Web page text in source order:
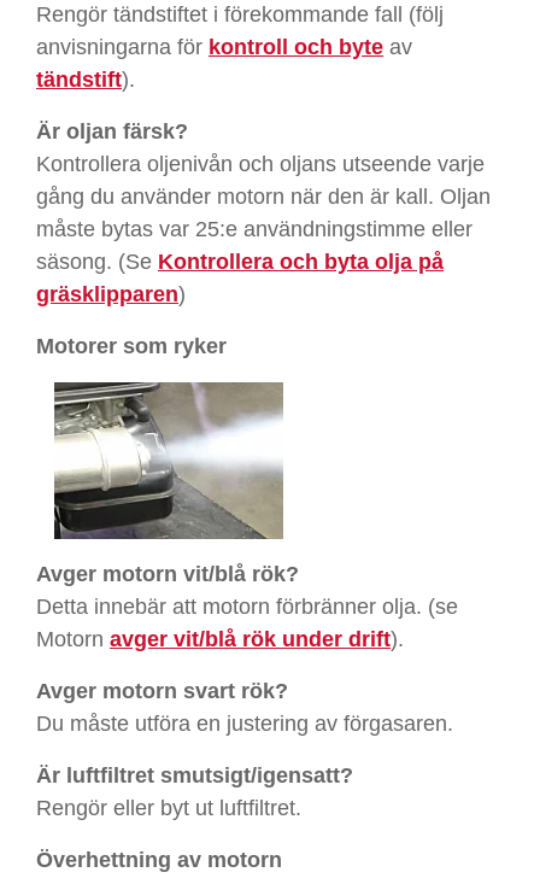
Rengör tändstiftet i förekommande fall (följ
anvisningarna för kontroll och byte av
tändstift).
Är oljan färsk?
Kontrollera oljenivån och oljans utseende varje
gång du använder motorn när den är kall. Oljan
måste bytas var 25:e användningstimme eller
säsong. (Se Kontrollera och byta olja på
gräsklipparen)
Motorer som ryker
Avger motorn vit/blå rök?
Detta innebär att motorn förbränner olja. (se
Motorn avger vit/blå rök under drift).
Avger motorn svart rök?
Du måste utföra en justering av förgasaren.
Är luftfiltret smutsigt/igensatt?
Rengör eller byt ut luftfiltret.
Överhettning av motorn